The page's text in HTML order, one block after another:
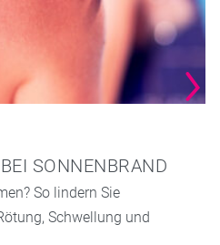
SONNENBRAND
So lindern Sie
Schwellung und